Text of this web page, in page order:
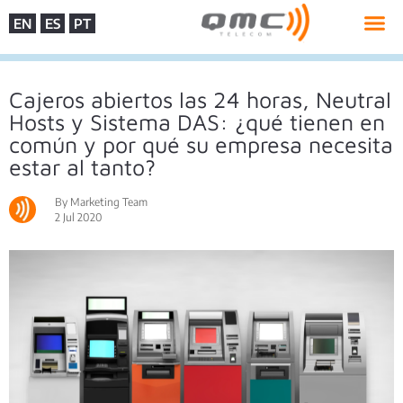
EN ES PT
Cajeros abiertos las 24 horas, Neutral
Hosts y Sistema DAS: ¿qué tienen en
común y por qué su empresa necesita
estar al tanto?
By Marketing Team
2 Jul 2020